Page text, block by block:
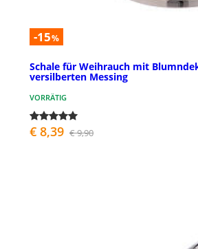
-15%
Schale für Weihrauch mit
versilberten Messing
VORRÄTIG
€ 8,39 € 9,90